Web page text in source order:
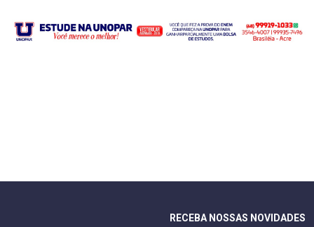
RECEBA NOSSAS NOVIDADES